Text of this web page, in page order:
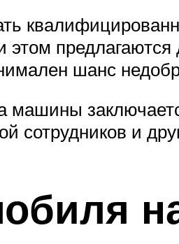
этом
шанс
машины
сотрудников и